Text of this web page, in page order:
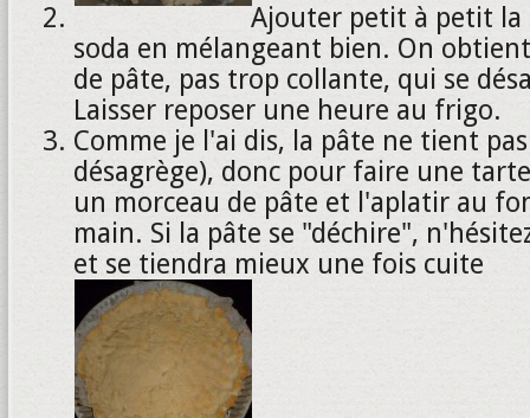
Ajouter petit à petit la
soda en mélangeant bien. On
de pâte, pas trop collante, qui se
Laisser reposer une heure au frigo.
Comme je l'ai dis, la pâte ne tient
désagrège), donc pour faire une
un morceau de pâte et l'aplatir au
main. Si la pâte se "déchire",
et se tiendra mieux une fois cuite